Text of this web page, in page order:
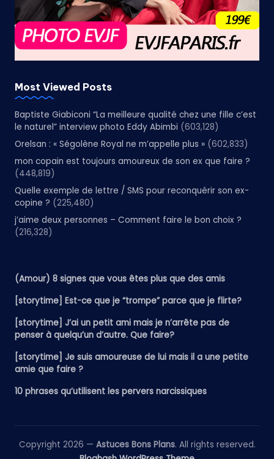
Most Viewed Posts
Baptiste Giabiconi “La meilleure qualité chez une fille c’est
le naturel” interview photo Eddy Abimbi (603,128)
Orelsan : « Ségolène Royal ne m’appelle plus » (602,833)
mon copain est toujours amoureux de son ex que faire ?
(448,819)
Quelle exemple de lettre / SMS pour reconquérir son ex-
copine ? (225,480)
j’aime deux personnes – Comment faire le bon choix ?
(216,328)
(Amour) 8 signes que vous êtes plus que des amis
[storytime] Est-ce que je “trompe” parce que je flirte?
[storytime] J’ai un petit ami mais je n’arrête pas de
penser à quelqu’un d’autre. Que faire?
[storytime] Je suis amoureuse de lui mais il a une petite
amie que faire ?
10 phrases qu’utilisent les pervers narcissiques
Copyright 2026 — Astuces Bons Plans. All rights reserved.